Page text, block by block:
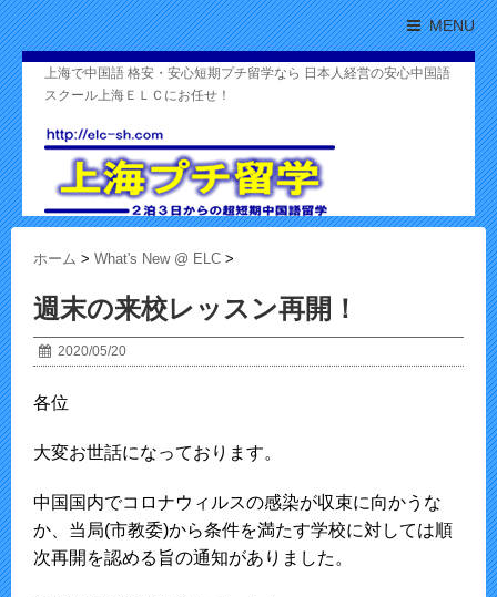
MENU
上海で中国語 格安・安心短期プチ留学なら 日本人経営の安心中国語
スクール上海ＥＬＣにお任せ！
ホーム > What's New @ ELC >
週末の来校レッスン再開！
2020/05/20
各位
大変お世話になっております。
中国国内でコロナウィルスの感染が収束に向かうな
か、当局(市教委)から条件を満たす学校に対しては順
次再開を認める旨の通知がありました。